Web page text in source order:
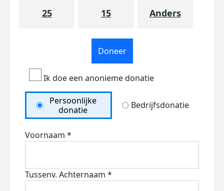
25 15 Anders
Doneer
Ik doe een anonieme donatie
Persoonlijke
donatie
Bedrijfsdonatie
Voornaam *
Tussenv. Achternaam *